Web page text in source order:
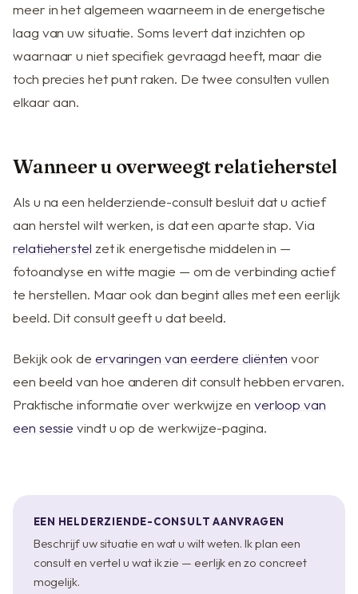
meer in het algemeen waarneem in de energetische
laag van uw situatie. Soms levert dat inzichten op
waarnaar u niet specifiek gevraagd heeft, maar die
toch precies het punt raken. De twee consulten vullen
elkaar aan.
Wanneer u overweegt relatieherstel
Als u na een helderziende-consult besluit dat u actief
aan herstel wilt werken, is dat een aparte stap. Via
relatieherstel zet ik energetische middelen in —
fotoanalyse en witte magie — om de verbinding actief
te herstellen. Maar ook dan begint alles met een eerlijk
beeld. Dit consult geeft u dat beeld.
Bekijk ook de ervaringen van eerdere cliënten voor
een beeld van hoe anderen dit consult hebben ervaren.
Praktische informatie over werkwijze en verloop van
een sessie vindt u op de werkwijze-pagina.
EEN HELDERZIENDE-CONSULT AANVRAGEN
Beschrijf uw situatie en wat u wilt weten. Ik plan een
consult en vertel u wat ik zie — eerlijk en zo concreet
mogelijk.